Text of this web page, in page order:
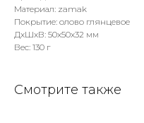
Материал: zamak
Покрытие: олово глянцевое
ДxШxВ: 50x50x32 мм
Вес: 130 г
Смотрите также